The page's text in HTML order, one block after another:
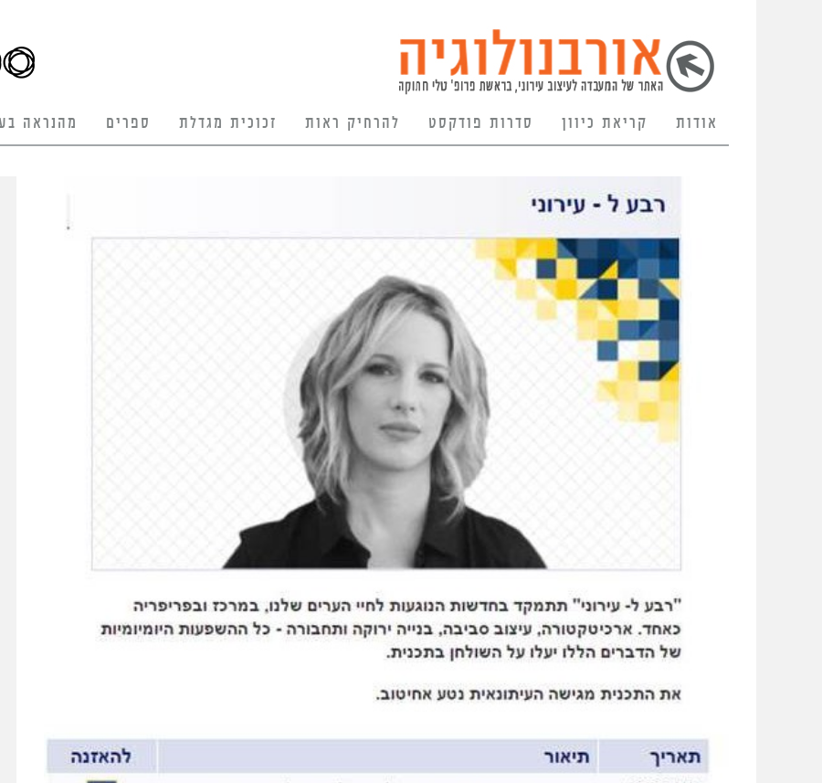
אודות קריאת כיוון סדרות פודקסט להרחיק ראות זכוכית מגדלת ספרים מהנראה